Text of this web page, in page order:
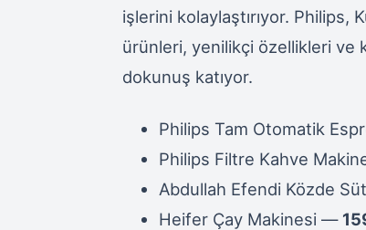
işlerini kolaylaştırıyor. Philips,
ürünleri, yenilikçi özellikleri ve
dokunuş katıyor.
Philips Tam Otomatik
Philips Filtre Kahve
Abdullah Efendi Közde
Heifer Çay Makinesi —